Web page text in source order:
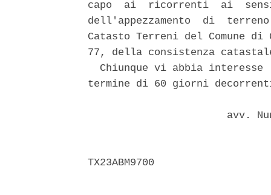
capo  ai  ricorrenti  ai
dell'appezzamento  di
Catasto Terreni del Comune
77, della consistenza
Chiunque vi abbia interesse
termine di 60 giorni
avv.